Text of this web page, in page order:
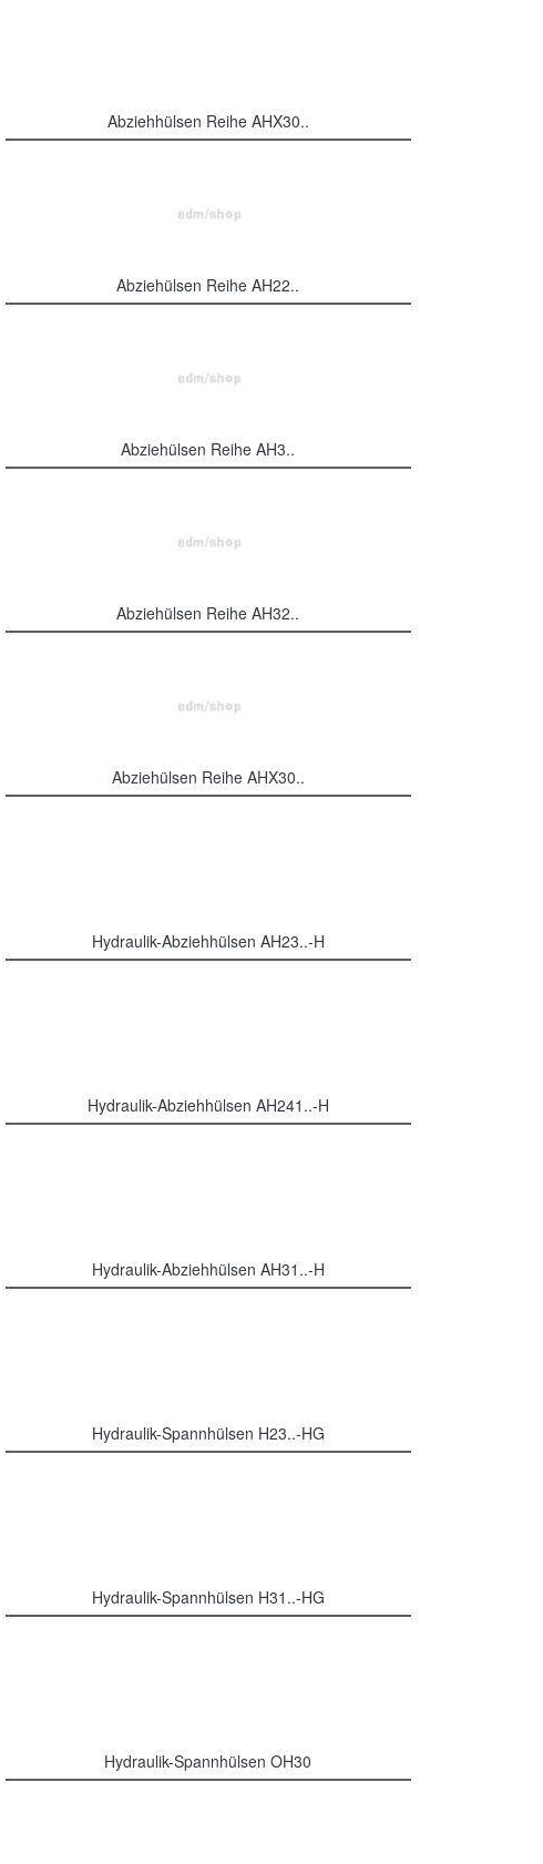
Abziehhülsen Reihe AHX30..
Abziehülsen Reihe AH22..
Abziehülsen Reihe AH3..
Abziehülsen Reihe AH32..
Abziehülsen Reihe AHX30..
Hydraulik-Abziehhülsen AH23..-H
Hydraulik-Abziehhülsen AH241..-H
Hydraulik-Abziehhülsen AH31..-H
Hydraulik-Spannhülsen H23..-HG
Hydraulik-Spannhülsen H31..-HG
Hydraulik-Spannhülsen OH30